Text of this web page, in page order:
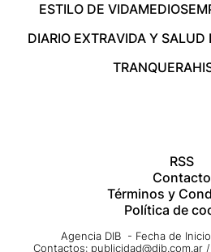
ESTILO DE VIDAMEDIOS
DIARIO EXTRAVIDA Y SALUD
TRANQUERA
RSS
Contacto
Términos y
Política de
Agencia DIB - Fecha de
Contactos: publicidad@dib.com.ar /